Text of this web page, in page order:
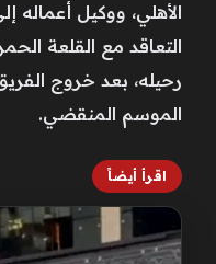
الأهلي، ووكيل أعماله
التعاقد مع القلعة
رحيله، بعد خروج
الموسم المنقضي.
اقرأ أيضاً